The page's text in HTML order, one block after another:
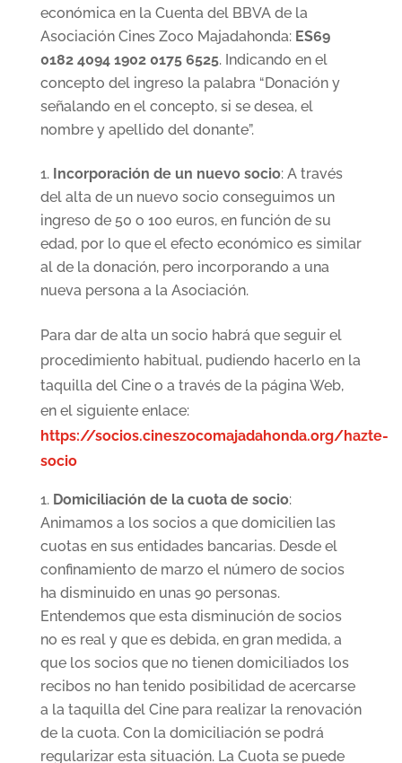
económica en la Cuenta del BBVA de la
Asociación Cines Zoco Majadahonda: ES69
0182 4094 1902 0175 6525. Indicando en el
concepto del ingreso la palabra “Donación y
señalando en el concepto, si se desea, el
nombre y apellido del donante”.
Incorporación de un nuevo socio: A través
del alta de un nuevo socio conseguimos un
ingreso de 50 o 100 euros, en función de su
edad, por lo que el efecto económico es similar
al de la donación, pero incorporando a una
nueva persona a la Asociación.
Para dar de alta un socio habrá que seguir el
procedimiento habitual, pudiendo hacerlo en la
taquilla del Cine o a través de la página Web,
en el siguiente enlace:
https://socios.cineszocomajadahonda.org/hazte-
socio
Domiciliación de la cuota de socio:
Animamos a los socios a que domicilien las
cuotas en sus entidades bancarias. Desde el
confinamiento de marzo el número de socios
ha disminuido en unas 90 personas.
Entendemos que esta disminución de socios
no es real y que es debida, en gran medida, a
que los socios que no tienen domiciliados los
recibos no han tenido posibilidad de acercarse
a la taquilla del Cine para realizar la renovación
de la cuota. Con la domiciliación se podrá
regularizar esta situación. La Cuota se puede